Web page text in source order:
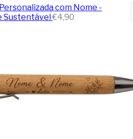
com Nome -
Sustentável€4,90